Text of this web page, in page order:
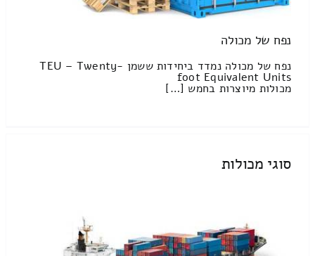
נפח של מכולה
נפח של מכולה נמדד ביחידות ששמן TEU – Twenty-
foot Equivalent Units
מכולות מיוצרות בחמש […]
סוגי מכולות